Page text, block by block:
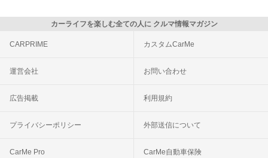
カーライフを楽しむ全ての人に クルマ情報マガジン
CARPRIME カスタムCarMe
運営会社 お問い合わせ
広告掲載 利用規約
プライバシーポリシー 外部送信について
CarMe Pro CarMe自動車保険